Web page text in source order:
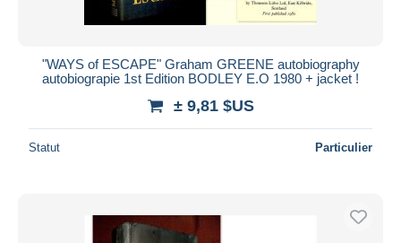
"WAYS of ESCAPE" Graham GREENE autobiography
autobiograpie 1st Edition BODLEY E.O 1980 + jacket !
± 9,81 $US
Statut Particulier